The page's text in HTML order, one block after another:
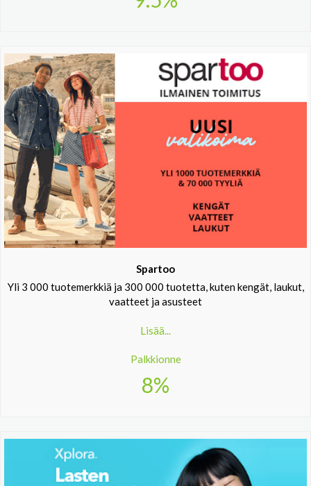
Spartoo
Yli 3 000 tuotemerkkiä ja 300 000 tuotetta, kuten kengät, laukut,
vaatteet ja asusteet
Lisää...
Palkkionne
8%